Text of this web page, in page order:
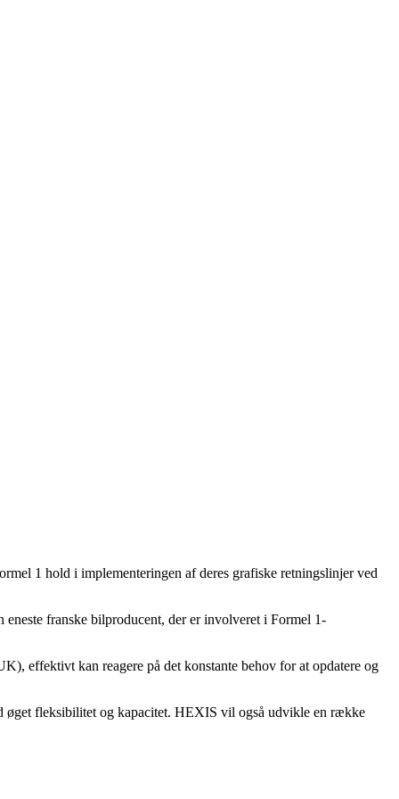
1 hold i implementeringen af ​​deres grafiske retningslinjer ved
franske bilproducent, der er involveret i Formel 1-
effektivt kan reagere på det konstante behov for at opdatere og
fleksibilitet og kapacitet. HEXIS vil også udvikle en række